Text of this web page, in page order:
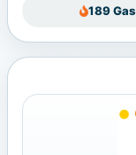
189 Gas